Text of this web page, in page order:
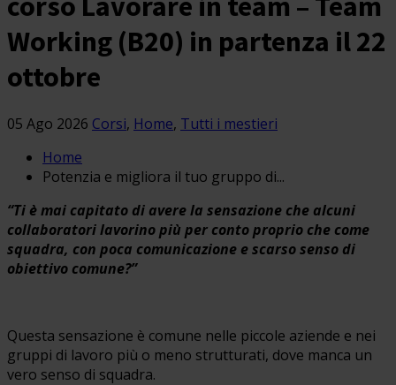
Working (B20) in partenza il 22
ottobre
05 Ago 2026 Corsi, Home, Tutti i mestieri
Home
Potenzia e migliora il tuo gruppo di...
“Ti è mai capitato di avere la sensazione che alcuni
collaboratori lavorino più per conto proprio che come
squadra, con poca comunicazione e scarso senso di
obiettivo comune?”
Questa sensazione è comune nelle piccole aziende e nei
gruppi di lavoro più o meno strutturati, dove manca un
vero senso di squadra.